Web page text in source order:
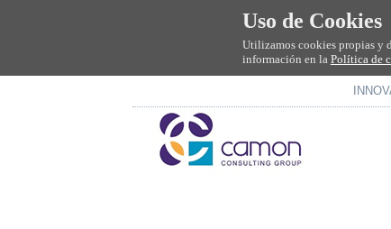
Uso de Cookies
Utilizamos cookies propias y
información en la Política de